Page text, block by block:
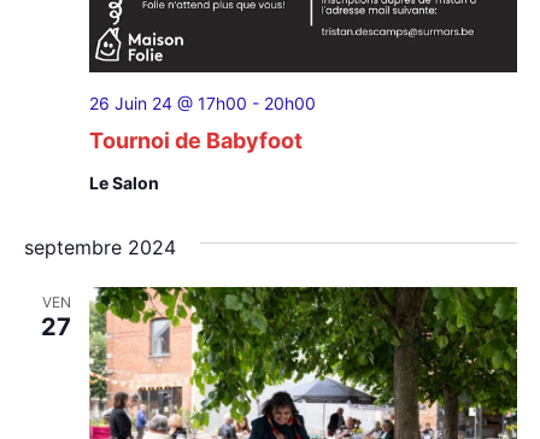
Tournoi de Babyfoot
26 Juin 24 @ 17h00 - 20h00
Le Salon
septembre 2024
VEN
27